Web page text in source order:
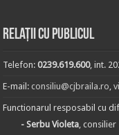
Relații cu publicul
Telefon:0239.619.600, int.
E-mail:consiliu@cjbraila.ro,
Functionarul resposabil cu
- Serbu Violeta, consilier